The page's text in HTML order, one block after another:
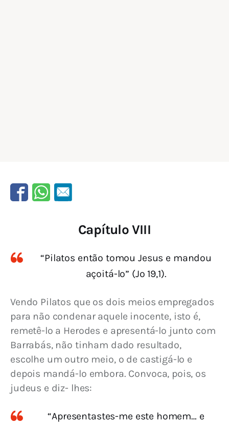
Capítulo VIII
“Pilatos então tomou Jesus e mandou
açoitá-lo” (Jo 19,1).
Vendo Pilatos que os dois meios empregados
para não condenar aquele inocente, isto é,
remetê-lo a Herodes e apresentá-lo junto com
Barrabás, não tinham dado resultado,
escolhe um outro meio, o de castigá-lo e
depois mandá-lo embora. Convoca, pois, os
judeus e diz- lhes:
“Apresentastes-me este homem… e